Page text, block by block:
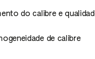
do calibre e
de calibre